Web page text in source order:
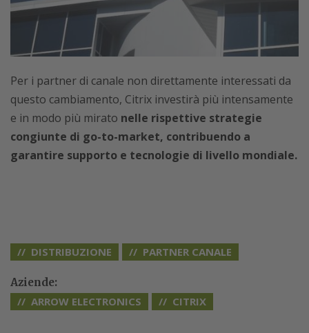
Per i partner di canale non direttamente interessati da
questo cambiamento, Citrix investirà più intensamente
e in modo più mirato nelle rispettive strategie
congiunte di go-to-market, contribuendo a
garantire supporto e tecnologie di livello mondiale.
DISTRIBUZIONE PARTNER CANALE
Aziende:
ARROW ELECTRONICS CITRIX